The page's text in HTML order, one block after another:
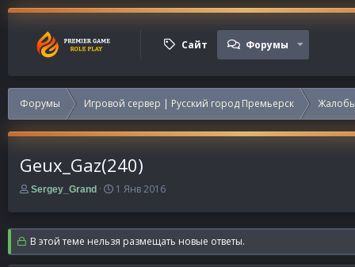
Сайт Форумы
Форумы Игровой сервер | Русский город Премьерск
Geux_Gaz(240)
А
т
о
р
т
Sergey_Grand
Д
т
а
н
а
1 Янв 2016
В этой теме нельзя размещать новые ответы.